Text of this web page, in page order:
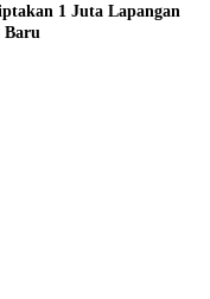
1 Juta Lapangan